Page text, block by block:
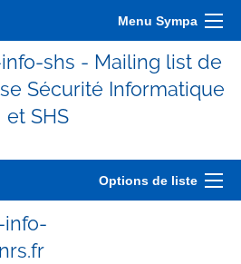
Menu Sympa
shs - Mailing list de
Sécurité Informatique
et SHS
Options de liste